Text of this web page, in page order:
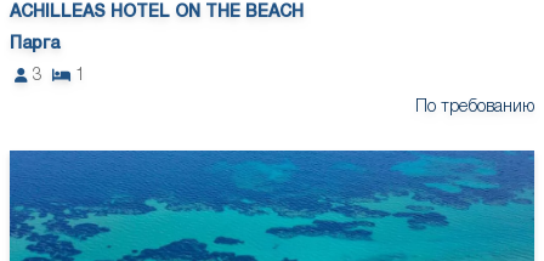
ACHILLEAS HOTEL ON THE BEACH
Парга
3
1
По требованию